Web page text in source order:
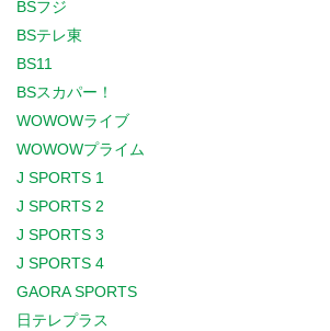
BSフジ
BSテレ東
BS11
BSスカパー！
WOWOWライブ
WOWOWプライム
J SPORTS 1
J SPORTS 2
J SPORTS 3
J SPORTS 4
GAORA SPORTS
日テレプラス